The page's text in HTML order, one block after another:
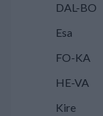
DAL-BO
Esa
FO-KA
HE-VA
Kire